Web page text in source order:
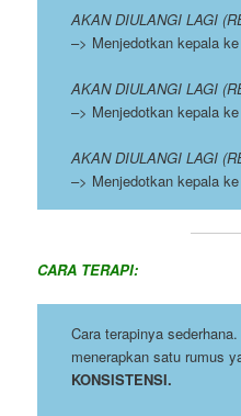
AKAN DIULANGI LAGI
–> Menjedotkan kepala
AKAN DIULANGI LAGI
–> Menjedotkan kepala
AKAN DIULANGI LAGI
–> Menjedotkan kepala
CARA TERAPI:
Cara terapinya
menerapkan satu rumus
KONSISTENSI.